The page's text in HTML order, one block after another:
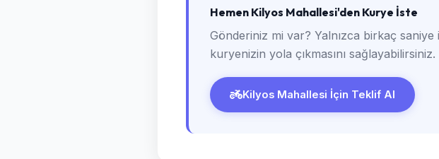
Hemen Kilyos Mahallesi'den Kurye İste
Gönderiniz mi var? Yalnızca birkaç
kuryenizin yola çıkmasını sağlayabilirsiniz.
Kilyos Mahallesi İçin Teklif Al